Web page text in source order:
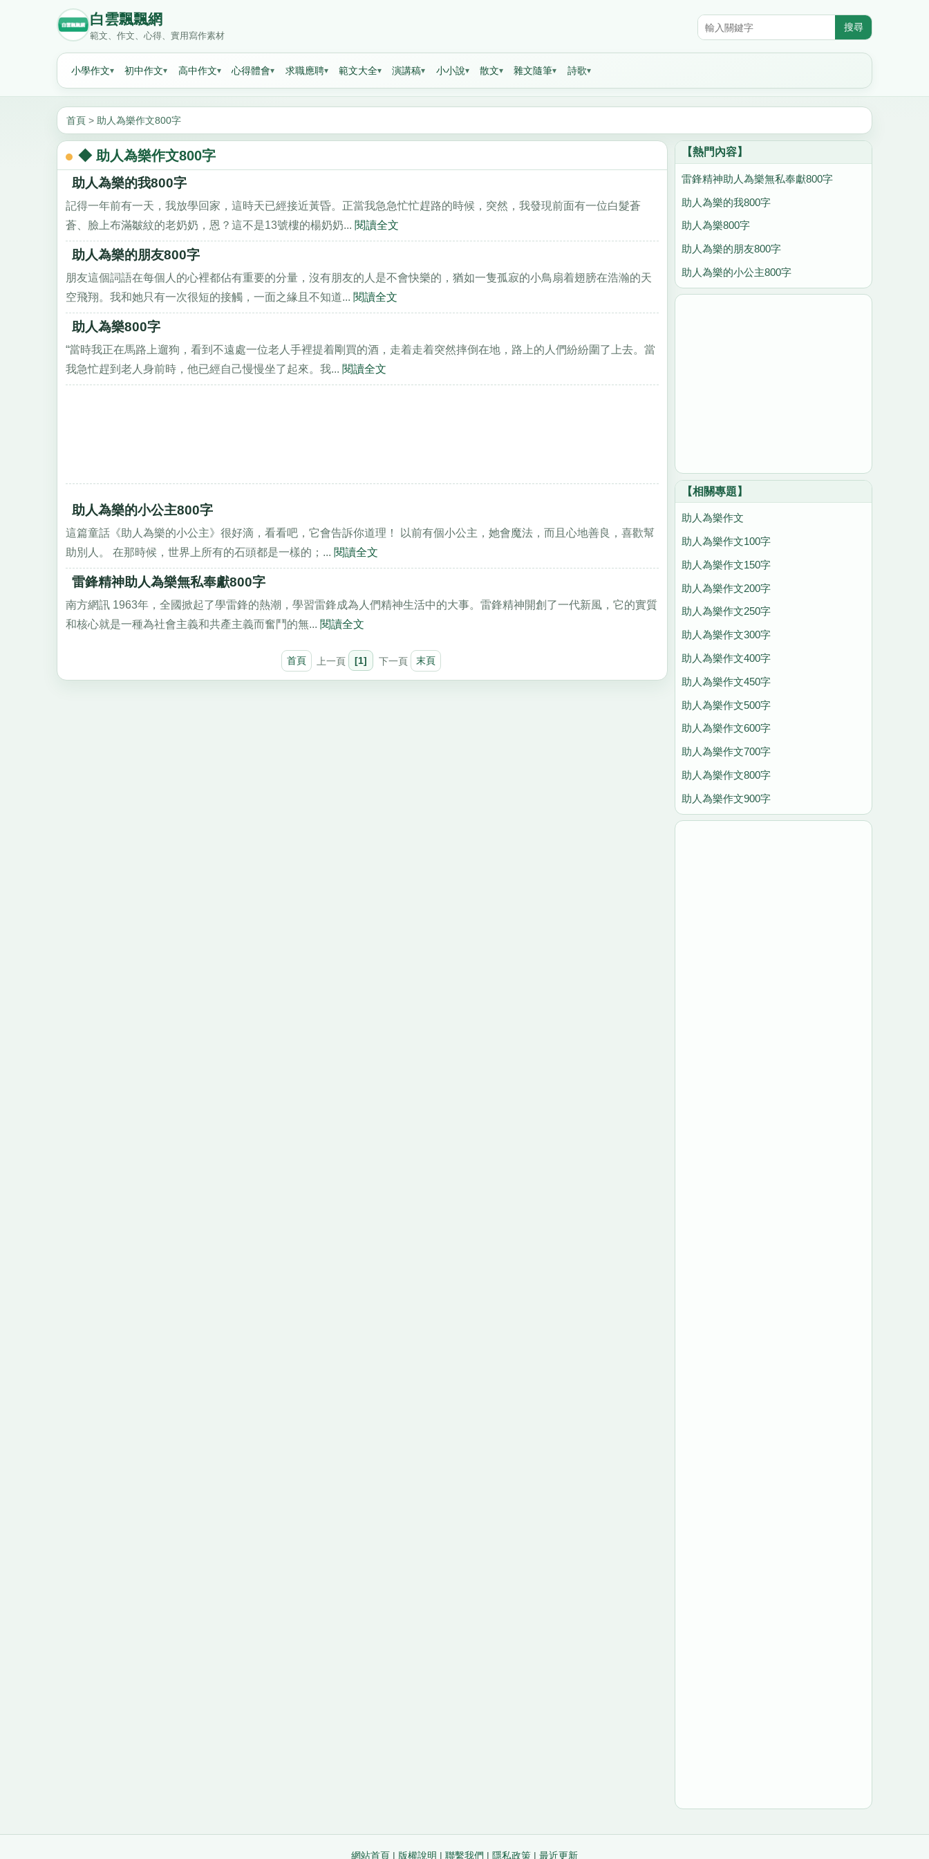
白雲飄飄網
範文、作文、心得、實用寫作素材
小學作文 初中作文 高中作文 心得體會 求職應聘 範文大全 演講稿 小小說 散文 雜文隨筆 詩歌
首頁> 助人為樂作文800字
◆ 助人為樂作文800字
助人為樂的我800字
記得一年前有一天，我放學回家，這時天已經接近黃昏。正當我急急忙忙趕路的時候，突然，我發現前面有一位白髮蒼
蒼、臉上布滿皺紋的老奶奶，恩？這不是13號樓的楊奶奶... 閱讀全文
助人為樂的朋友800字
朋友這個詞語在每個人的心裡都佔有重要的分量，沒有朋友的人是不會快樂的，猶如一隻孤寂的小鳥扇着翅膀在浩瀚的天
空飛翔。我和她只有一次很短的接觸，一面之緣且不知道... 閱讀全文
助人為樂800字
“當時我正在馬路上遛狗，看到不遠處一位老人手裡提着剛買的酒，走着走着突然摔倒在地，路上的人們紛紛圍了上去。當
我急忙趕到老人身前時，他已經自己慢慢坐了起來。我... 閱讀全文
助人為樂的小公主800字
這篇童話《助人為樂的小公主》很好滴，看看吧，它會告訴你道理！ 以前有個小公主，她會魔法，而且心地善良，喜歡幫
助別人。 在那時候，世界上所有的石頭都是一樣的；... 閱讀全文
雷鋒精神助人為樂無私奉獻800字
南方網訊 1963年，全國掀起了學雷鋒的熱潮，學習雷鋒成為人們精神生活中的大事。雷鋒精神開創了一代新風，它的實質
和核心就是一種為社會主義和共產主義而奮鬥的無... 閱讀全文
首頁 上一頁 [1] 下一頁 末頁
【熱門內容】
雷鋒精神助人為樂無私奉獻800字
助人為樂的我800字
助人為樂800字
助人為樂的朋友800字
助人為樂的小公主800字
【相關專題】
助人為樂作文
助人為樂作文100字
助人為樂作文150字
助人為樂作文200字
助人為樂作文250字
助人為樂作文300字
助人為樂作文400字
助人為樂作文450字
助人為樂作文500字
助人為樂作文600字
助人為樂作文700字
助人為樂作文800字
助人為樂作文900字
網站首頁 | 版權說明 | 聯繫我們 | 隱私政策 | 最近更新